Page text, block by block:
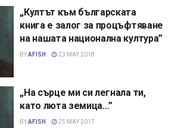
„Култът към българската
книга е залог за процъфтяване
на нашата национална култура”
BYAFISH 23 MAY 2018
„На сърце ми си легнала ти,
като люта земица…”
BYAFISH 25 MAY 2017